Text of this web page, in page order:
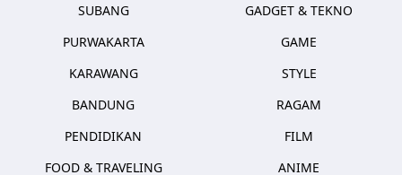
SUBANG
PURWAKARTA
KARAWANG
BANDUNG
PENDIDIKAN
FOOD & TRAVELING
GADGET & TEKNO
GAME
STYLE
RAGAM
FILM
ANIME